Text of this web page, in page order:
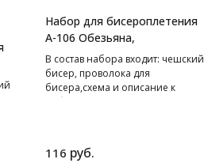
Набор для бисероплетения
А-106 Обезьяна,
В cостав набора входит: чешский
бисер, проволока для
бисера,схема и описание к
работе.
116 руб.